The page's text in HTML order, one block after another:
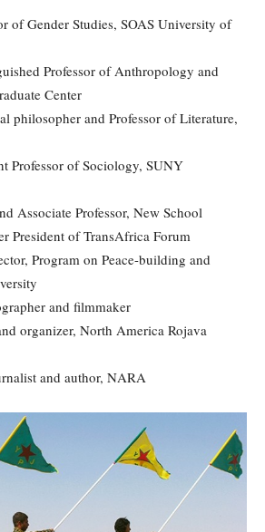
of Gender Studies, SOAS University of
Professor of Anthropology and
Center
philosopher and Professor of Literature,
Professor of Sociology, SUNY
Associate Professor, New School
President of TransAfrica Forum
Program on Peace-building and
and filmmaker
organizer, North America Rojava
and author, NARA